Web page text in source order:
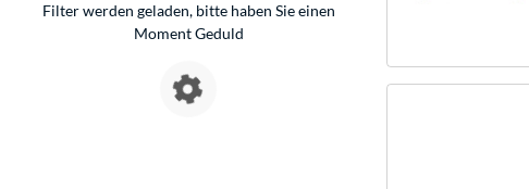
Filter werden geladen, bitte haben Sie einen
Moment Geduld